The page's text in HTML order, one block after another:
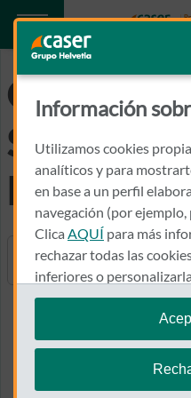
DECESOS
Buscador
Información
Utilizamos cookies
analíticos y para
en base a un perfil
navegación (por ejemplo,
Clica AQUÍ para más
rechazar todas las
inferiores o
en"configurar cookies".
Te recordamos que
cookies en cualquier